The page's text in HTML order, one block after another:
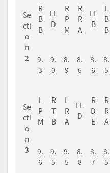
Se
cti
o
n
2
R
B
B
LL
D
R
P
M
R
R
A
LT
B
L
B
B
9.
3
9.
0
8.
9
8.
6
8.
6
8.
5
Se
cti
o
n
3
L
P
M
R
T
B
L
R
A
LL
D
R
D
E
R
R
A
9.
6
9.
5
9.
5
8.
8
8.
7
8.
5